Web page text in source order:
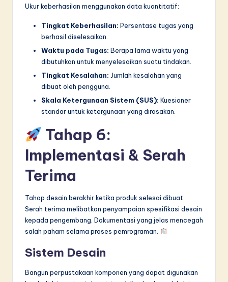
Ukur keberhasilan menggunakan data kuantitatif:
Tingkat Keberhasilan: Persentase tugas yang
berhasil diselesaikan.
Waktu pada Tugas: Berapa lama waktu yang
dibutuhkan untuk menyelesaikan suatu tindakan.
Tingkat Kesalahan: Jumlah kesalahan yang
dibuat oleh pengguna.
Skala Ketergunaan Sistem (SUS): Kuesioner
standar untuk ketergunaan yang dirasakan.
Tahap 6:
Implementasi & Serah
Terima
Tahap desain berakhir ketika produk selesai dibuat.
Serah terima melibatkan penyampaian spesifikasi desain
kepada pengembang. Dokumentasi yang jelas mencegah
salah paham selama proses pemrograman.
Sistem Desain
Bangun perpustakaan komponen yang dapat digunakan